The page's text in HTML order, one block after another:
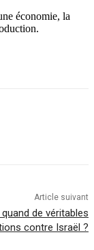
économie, la
Article suivant
de véritables
contre Israël ?